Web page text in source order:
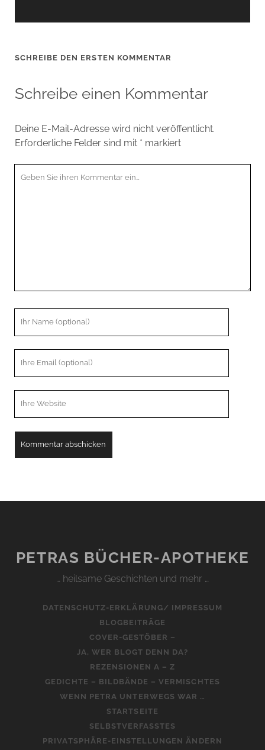
SCHREIBE DEN ERSTEN KOMMENTAR
Schreibe einen Kommentar
Deine E-Mail-Adresse wird nicht veröffentlicht.
Erforderliche Felder sind mit * markiert
PETRAS BÜCHER-APOTHEKE
… heilsame Geschichten und mehr …
DATENSCHUTZ-ERKLÄRUNG/ IMPRESSUM
BLOGBEITRÄGE
COVER-GESTÖBER –
JA, WER BLOGT DENN DA?
REZENSIONEN A – Z
GEDICHTE – BILDBÄNDE – VERMISCHTES
WENN PETRA UNTERWEGS WAR …
STARTSEITE
SELBSTVERFASSTES
PRIVATSPHÄRE-EINSTELLUNGEN ÄNDERN